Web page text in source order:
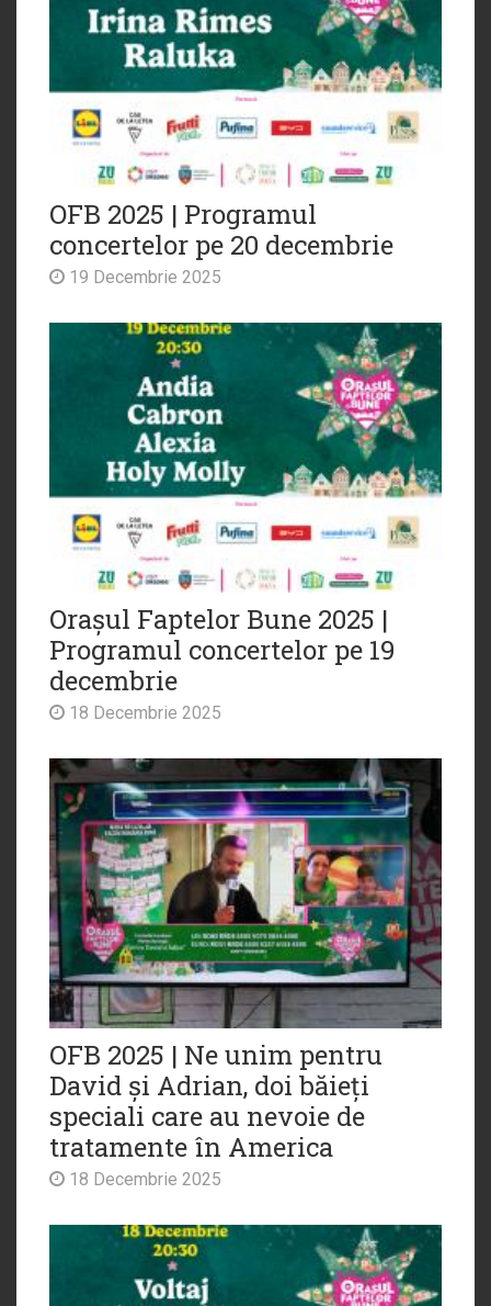
OFB 2025 | Programul
concertelor pe 20 decembrie
19 Decembrie 2025
Orașul Faptelor Bune 2025 |
Programul concertelor pe 19
decembrie
18 Decembrie 2025
OFB 2025 | Ne unim pentru
David și Adrian, doi băieți
speciali care au nevoie de
tratamente în America
18 Decembrie 2025